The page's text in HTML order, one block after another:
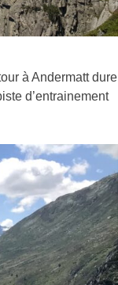
à Andermatt dure
d’entrainement